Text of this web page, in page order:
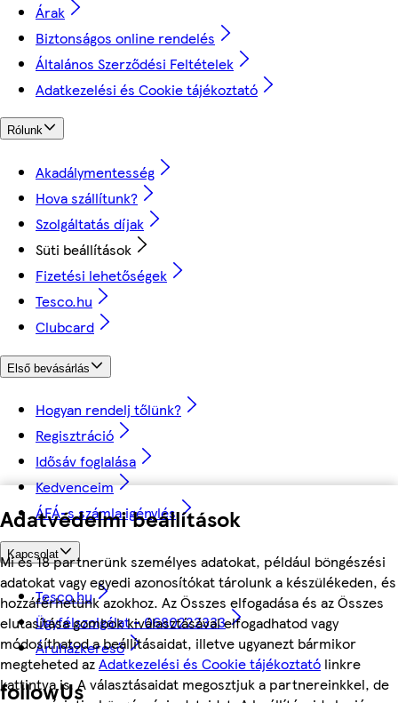
Adatvédelmi beállítások
Mi és 18 partnerünk személyes adatokat, például böngészési
adatokat vagy egyedi azonosítókat tárolunk a készülékeden, és
hozzáférhetünk azokhoz. Az Összes elfogadása és az Összes
elutasítása gombok kiválasztásával elfogadhatod vagy
módosíthatod a beállításaidat, illetve ugyanezt bármikor
megteheted azAdatkezelési és Cookie tájékoztató linkre
kattintva is. A választásaidat megosztjuk a partnereinkkel, de
Árak
Biztonságos online rendelés
Általános Szerződési Feltételek
Adatkezelési és Cookie tájékoztató
Rólunk
Akadálymentesség
Hova szállítunk?
Szolgáltatás díjak
Süti beállítások
Fizetési lehetőségek
Tesco.hu
Clubcard
Első bevásárlás
Hogyan rendelj tőlünk?
Regisztráció
Idősáv foglalása
Kedvenceim
ÁFÁ-s számla igénylés
Kapcsolat
Tesco.hu
Ügyfélszolgálat - 0680222333
Áruházkereső
followUs